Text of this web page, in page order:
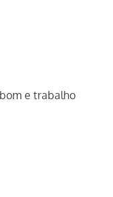
e trabalho